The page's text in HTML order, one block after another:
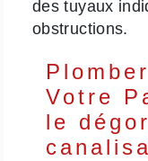
des tuyaux
obstructions.
Votre
le